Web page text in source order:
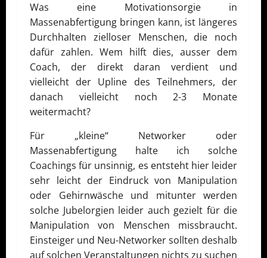
Was eine Motivationsorgie in
Massenabfertigung bringen kann, ist längeres
Durchhalten zielloser Menschen, die noch
dafür zahlen. Wem hilft dies, ausser dem
Coach, der direkt daran verdient und
vielleicht der Upline des Teilnehmers, der
danach vielleicht noch 2-3 Monate
weitermacht?
Für „kleine“ Networker oder
Massenabfertigung halte ich solche
Coachings für unsinnig, es entsteht hier leider
sehr leicht der Eindruck von Manipulation
oder Gehirnwäsche und mitunter werden
solche Jubelorgien leider auch gezielt für die
Manipulation von Menschen missbraucht.
Einsteiger und Neu-Networker sollten deshalb
auf solchen Veranstaltungen nichts zu suchen